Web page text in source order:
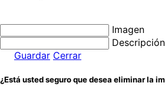
Imagen
Descripción
Guardar Cerrar
¿Está usted seguro que desea eliminar la